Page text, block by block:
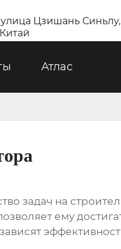
улица Цзишань
Атлас
задач на
ему